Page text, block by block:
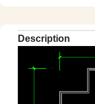
Description